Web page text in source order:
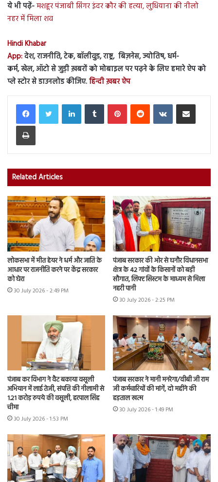
ये भी पढ़ें-मशहूर पंजाबी सिंगर इंदर कौर की हत्या, लुधियाना की नीलो
नहर में मिला शव
Hindi Khabar
App:देश, राजनीति, टेक, बॉलीवुड, राष्ट्र, बिज़नेस, ज्योतिष, धर्म-
कर्म, खेल, ऑटो से जुड़ी ख़बरों को मोबाइल पर पढ़ने के लिए हमारे ऐप को
प्ले स्टोर से डाउनलोड कीजिए.हिन्दी ख़बर ऐप
LinkedInTumblr PinterestReddit VKontakteShare via Email
Print
Related Articles
लोकसभा में मीत हेयर ने धर्म और जाति के
आधार पर राजनीति करने पर केंद्र सरकार
को घेरा
30 July 2026 - 2:49 PM
पंजाब सरकार की ओर से घनौर विधानसभा
क्षेत्र के 42 गांवों के किसानों को बड़ी
सौगात, लिफ्ट सिस्टम के माध्यम से मिला
नहरी पानी
30 July 2026 - 2:25 PM
पंजाब कर विभाग ने वैट बकाया वसूली
अभियान में लाई तेजी, संपत्ति की नीलामी से
1.21 करोड़ रुपये की वसूली, हरपाल सिंह
चीमा
30 July 2026 - 1:53 PM
पंजाब सरकार ने मानी मनरेगा/वीबी जी राम
जी कर्मचारियों की मांगें, दो महीने की
हड़ताल खत्म
30 July 2026 - 1:49 PM